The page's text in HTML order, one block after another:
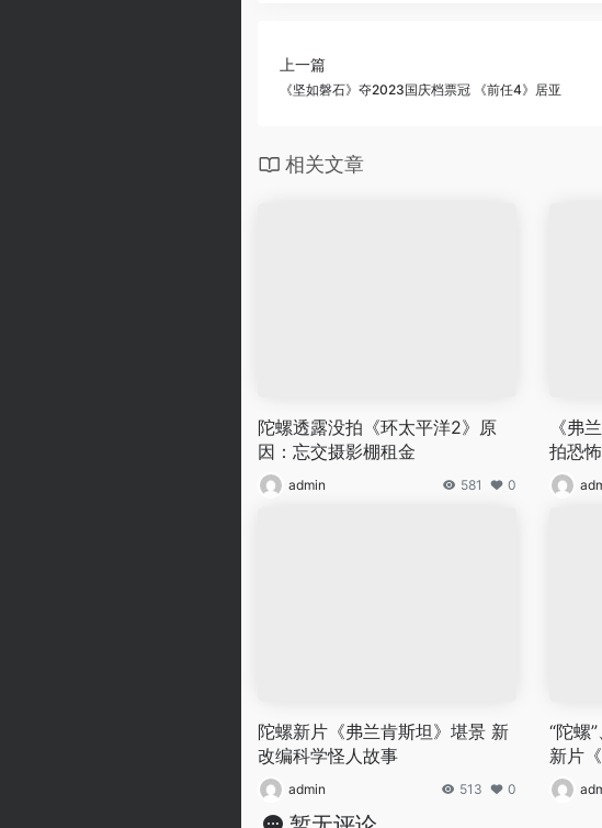
上一篇
《坚如磐石》夺2023国庆档票冠 《前任4》居亚
相关文章
陀螺透露没拍《环太平洋2》原
因：忘交摄影棚租金
admin 581 0
《弗
拍恐
陀螺新片《弗兰肯斯坦》堪景 新
改编科学怪人故事
admin 513 0
“陀螺
新片